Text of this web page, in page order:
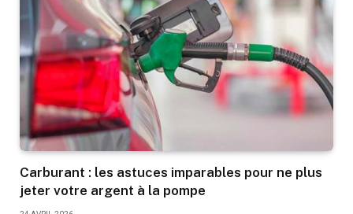
Carburant : les astuces imparables pour ne plus
jeter votre argent à la pompe